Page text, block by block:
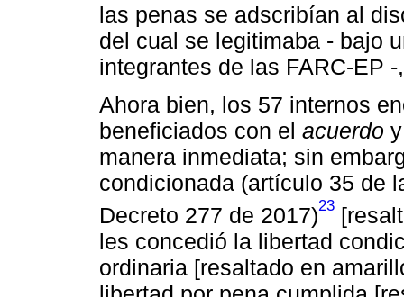
las penas se adscribían al
del cual se legitimaba - bajo
integrantes de las FARC-EP
Ahora bien, los 57 internos
beneficiados con el acuerdo
manera inmediata; sin
condicionada (artículo 35 de
Decreto 277 de 2017)23
les concedió la libertad
ordinaria [resaltado en